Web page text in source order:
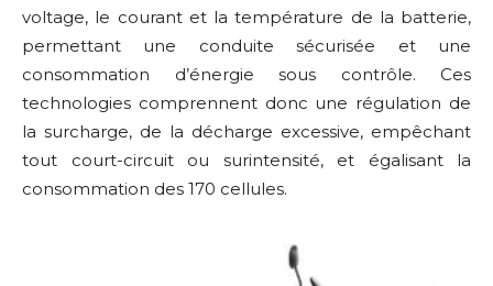
voltage, le courant et la température de la batterie,
permettant une conduite sécurisée et une
consommation d’énergie sous contrôle. Ces
technologies comprennent donc une régulation de
la surcharge, de la décharge excessive, empêchant
tout court-circuit ou surintensité, et égalisant la
consommation des 170 cellules.